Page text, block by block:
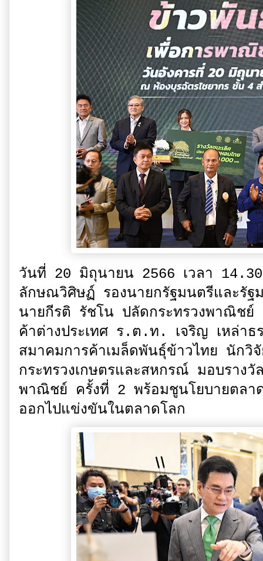
วันที่ 20 มิถุนายน 2566 เวลา
ลักษณวิศิษฏ์ รองนายกรัฐมนตรีและรัฐ
นายกีรติ รัชโน ปลัดกระทรวงพาณิช
ค้าต่างประเทศ ร.ต.ท. เจริญ เหล่าธ
สมาคมการค้าเมล็ดพันธุ์ข้าวไทย นักวิ
กระทรวงเกษตรและสหกรณ์ มอบรางวั
พาณิชย์ ครั้งที่ 2 พร้อมชูนโยบายตลา
ออกไปแข่งขันในตลาดโลก